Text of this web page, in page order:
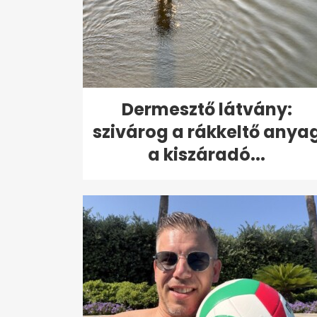
Dermesztő látvány:
szivárog a rákkeltő
a kiszáradó...